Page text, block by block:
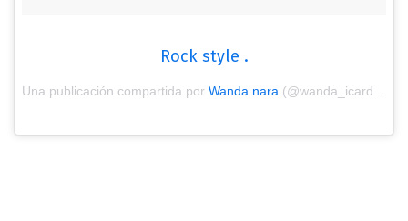
Rock style .
Una publicación compartida por Wanda nara (@wanda_icardi) el